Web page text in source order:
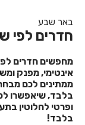
חדרים לפי
חדרים לפי
חדרים לפי
חדרים לפי
באר שבע
חדרים לפי
מחפשים חדרים
אינטימי, מפנק
ממתינים לכם
בלבד, שיאפשרו
בלבד!